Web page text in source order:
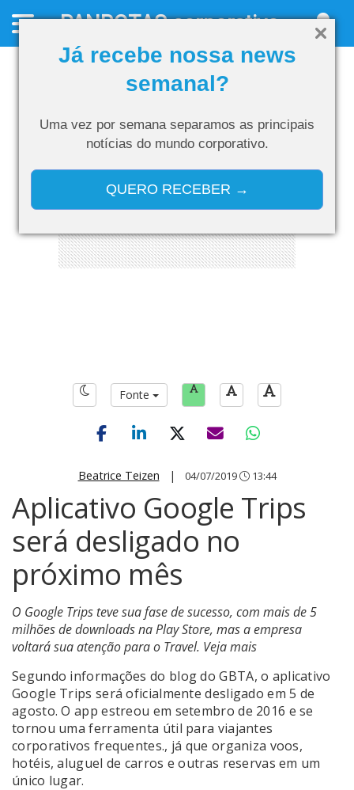
Já recebe nossa news
semanal?
Uma vez por semana separamos as principais
notícias do mundo corporativo.
QUERO RECEBER →
PANROTAScorporativo
Fonte
Beatrice Teizen | 04/07/2019 13:44
Aplicativo Google Trips
será desligado no
próximo mês
O Google Trips teve sua fase de sucesso, com mais de 5
milhões de downloads na Play Store, mas a empresa
voltará sua atenção para o Travel. Veja mais
Segundo informações do blog do GBTA, o aplicativo
Google Trips será oficialmente desligado em 5 de
agosto. O app estreou em setembro de 2016 e se
tornou uma ferramenta útil para viajantes
corporativos frequentes., já que organiza voos,
hotéis, aluguel de carros e outras reservas em um
único lugar.